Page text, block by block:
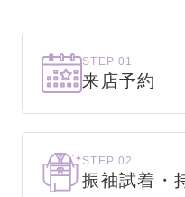
STEP 01
来店予約
まずはお気軽にご来
STEP 02
振袖試着・